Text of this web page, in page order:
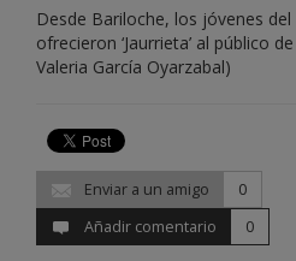
Desde Bariloche, los jóvenes
ofrecieron ‘Jaurrieta’ al público
Valeria García Oyarzabal)
Enviar a un amigo
0
Añadir comentario
0